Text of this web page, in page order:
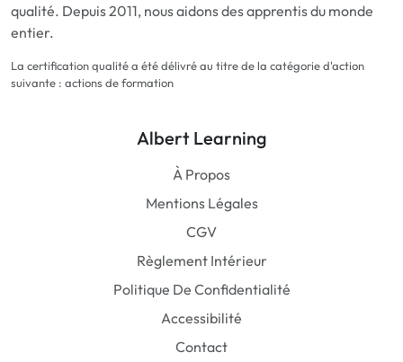
qualité. Depuis 2011, nous aidons des apprentis du monde
entier.
La certification qualité a été délivré au titre de la catégorie d'action
suivante : actions de formation
Albert Learning
À Propos
Mentions Légales
CGV
Règlement Intérieur
Politique De Confidentialité
Accessibilité
Contact